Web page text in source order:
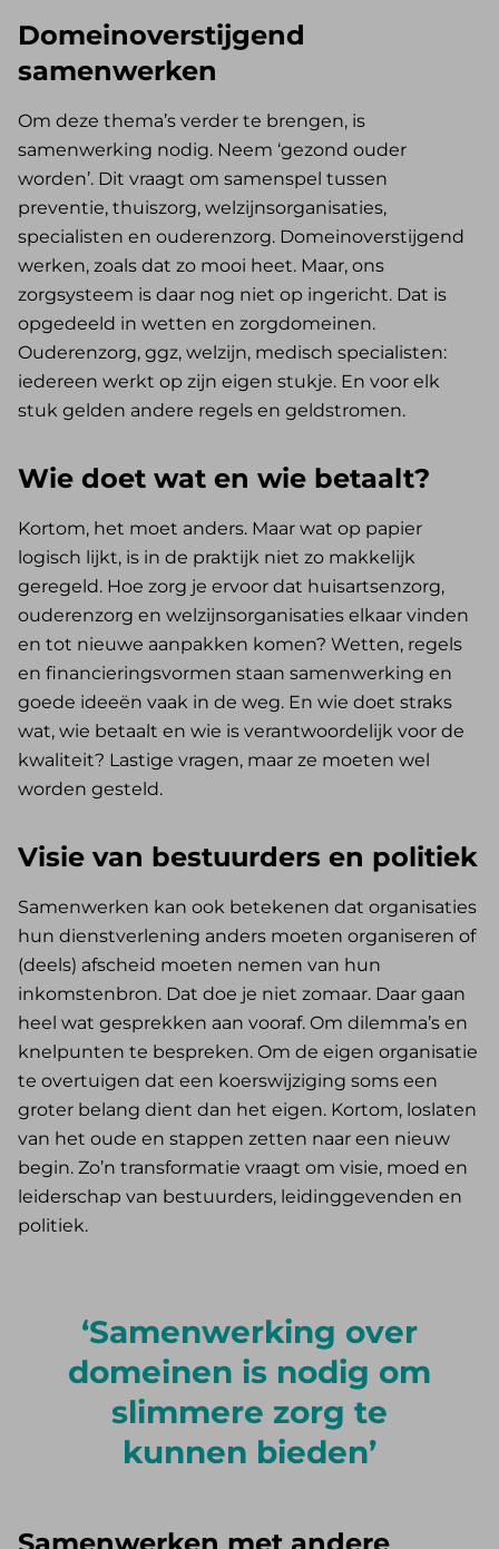
Domeinoverstijgend
samenwerken
Om deze thema’s verder te brengen, is
samenwerking nodig. Neem ‘gezond ouder
worden’. Dit vraagt om samenspel tussen
preventie, thuiszorg, welzijnsorganisaties,
specialisten en ouderenzorg. Domeinoverstijgend
werken, zoals dat zo mooi heet. Maar, ons
zorgsysteem is daar nog niet op ingericht. Dat is
opgedeeld in wetten en zorgdomeinen.
Ouderenzorg, ggz, welzijn, medisch specialisten:
iedereen werkt op zijn eigen stukje. En voor elk
stuk gelden andere regels en geldstromen.
Wie doet wat en wie betaalt?
Kortom, het moet anders. Maar wat op papier
logisch lijkt, is in de praktijk niet zo makkelijk
geregeld. Hoe zorg je ervoor dat huisartsenzorg,
ouderenzorg en welzijnsorganisaties elkaar vinden
en tot nieuwe aanpakken komen? Wetten, regels
en financieringsvormen staan samenwerking en
goede ideeën vaak in de weg. En wie doet straks
wat, wie betaalt en wie is verantwoordelijk voor de
kwaliteit? Lastige vragen, maar ze moeten wel
worden gesteld.
Visie van bestuurders en politiek
Samenwerken kan ook betekenen dat organisaties
hun dienstverlening anders moeten organiseren of
(deels) afscheid moeten nemen van hun
inkomstenbron. Dat doe je niet zomaar. Daar gaan
heel wat gesprekken aan vooraf. Om dilemma’s en
knelpunten te bespreken. Om de eigen organisatie
te overtuigen dat een koerswijziging soms een
groter belang dient dan het eigen. Kortom, loslaten
van het oude en stappen zetten naar een nieuw
begin. Zo’n transformatie vraagt om visie, moed en
leiderschap van bestuurders, leidinggevenden en
politiek.
Samenwerking over
domeinen is nodig om
slimmere zorg te
kunnen bieden